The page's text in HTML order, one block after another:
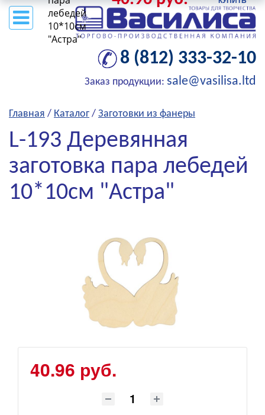
8 (812) 333-32-10
Заказ продукции: sale@vasilisa.ltd
Главная / Каталог / Заготовки из фанеры
L-193 Деревянная
заготовка пара лебедей
10*10см "Астра"
40.96 руб.
лебедей
10*10см
"Астра"